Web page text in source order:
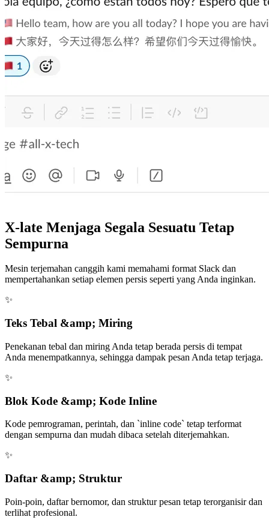
X-late Menjaga Segala Sesuatu Tetap
Sempurna
Mesin terjemahan canggih kami memahami format Slack dan
mempertahankan setiap elemen persis seperti yang Anda inginkan.
✨
Teks Tebal &amp; Miring
Penekanan tebal dan miring Anda tetap berada persis di tempat
Anda menempatkannya, sehingga dampak pesan Anda tetap terjaga.
✨
Blok Kode &amp; Kode Inline
Kode pemrograman, perintah, dan `inline code` tetap terformat
dengan sempurna dan mudah dibaca setelah diterjemahkan.
✨
Daftar &amp; Struktur
Poin-poin, daftar bernomor, dan struktur pesan tetap terorganisir dan
terlihat profesional.